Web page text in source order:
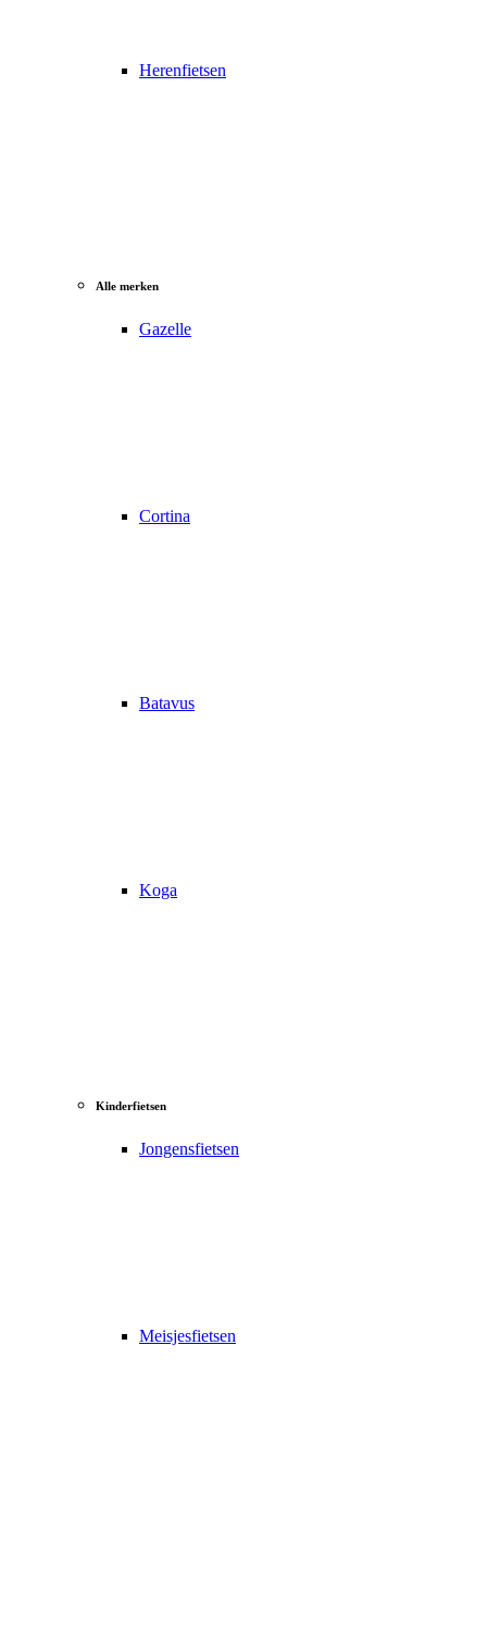
Herenfietsen
Alle merken
Gazelle
Cortina
Batavus
Koga
Kinderfietsen
Jongensfietsen
Meisjesfietsen